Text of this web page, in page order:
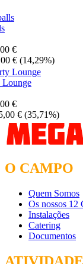
€
€ (14,29%)
Lounge
€
€ (35,71%)
O CAMPO
Quem Somos
Os nossos 12
Instalações
Catering
Documentos